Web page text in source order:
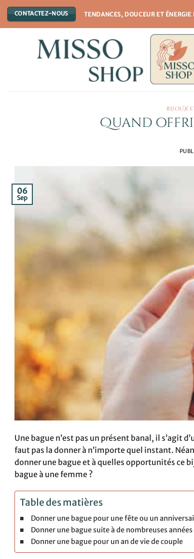
Passer
au
contenu
CONTACTEZ-NOUS TENDANCES, DOUCEUR ET ÉNERGIE
BIJOUX
Quand offrir
06
Sep
Une bague n’est pas un présent banal, il s’agit
faut pas la donner à n’importe quel instant.
donner une bague et à quelles opportunités ce
bague à une femme ?
Table des matières
Donner une bague pour une fête ou un
Donner une bague suite à de nombreuses
Donner une bague pour un an de vie de couple